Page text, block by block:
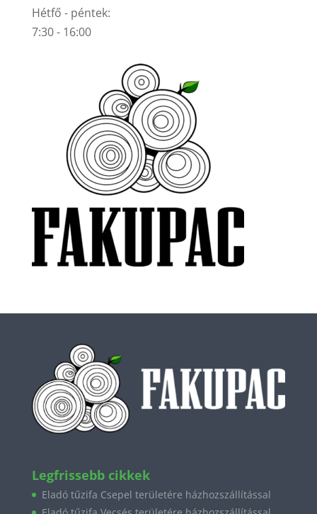
Hétfő - péntek:
7:30 - 16:00
Legfrissebb cikkek
Eladó tűzifa Csepel területére házhozszállítással